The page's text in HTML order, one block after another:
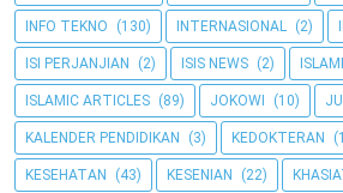
INFO TEKNO (130) INTERNASIONAL (2)
ISI PERJANJIAN (2) ISIS NEWS (2) ISLAMI
ISLAMIC ARTICLES (89) JOKOWI (10)
KALENDER PENDIDIKAN (3) KEDOKTERAN
KESEHATAN (43) KESENIAN (22)